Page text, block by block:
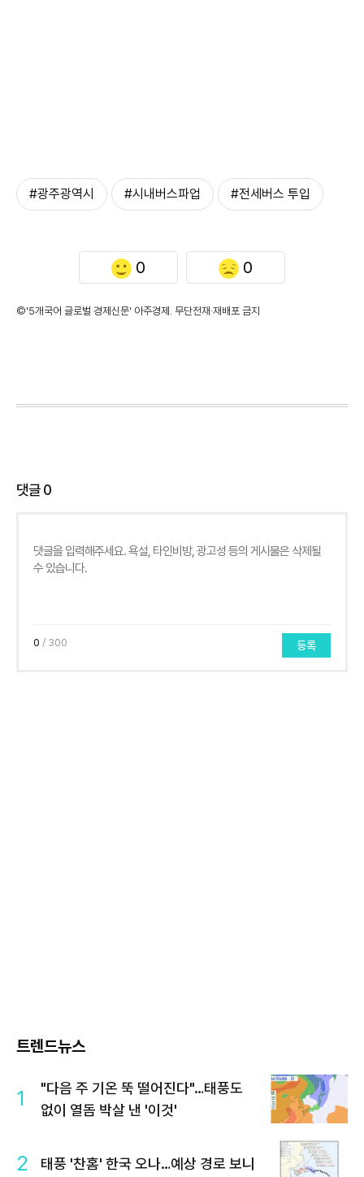
#광주광역시 #시내버스파업 #전세버스 투입
0 0
©'5개국어 글로벌 경제신문' 아주경제. 무단전재·재배포 금지
댓글0
0 / 300 등록
트렌드뉴스
1
"다음 주 기온 뚝 떨어진다"…태풍도
없이 열돔 박살 낸 '이것'
2 태풍 '찬홈' 한국 오나…예상 경로 보니